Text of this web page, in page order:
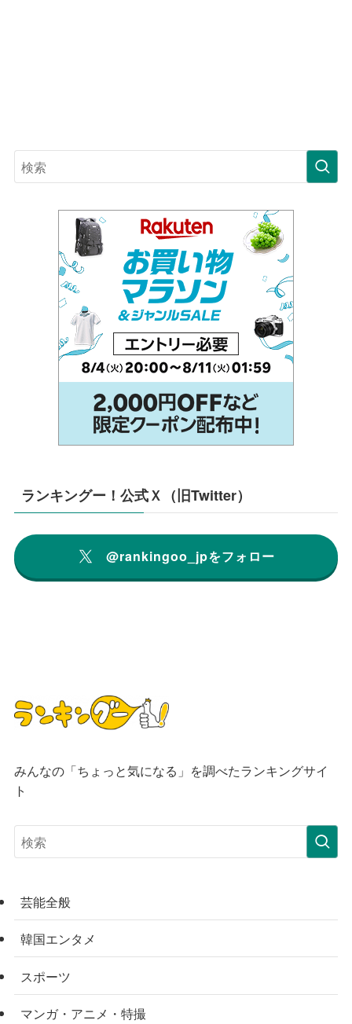
ランキングー！公式Ｘ（旧Twitter）
@rankingoo_jpをフォロー
みんなの「ちょっと気になる」を調べたランキングサイ
ト
芸能全般
韓国エンタメ
スポーツ
マンガ・アニメ・特撮